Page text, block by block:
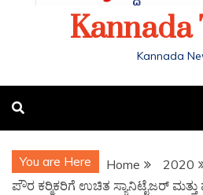
Kannada
Kannada
You are Here Home 2020
ಪೌರ ಕರ‍್ಮಿಕರಿಗೆ ಉಚಿತ ಸ್ಯಾನಿಟೈಜರ್